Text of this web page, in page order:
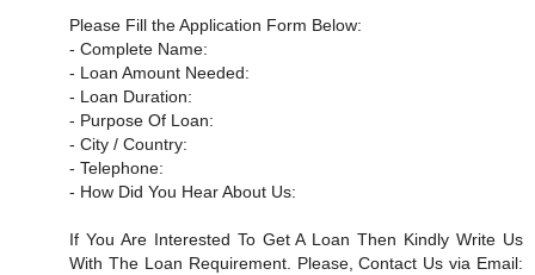
Please Fill the Application Form Below:
- Complete Name:
- Loan Amount Needed:
- Loan Duration:
- Purpose Of Loan:
- City / Country:
- Telephone:
- How Did You Hear About Us:
If You Are Interested To Get A Loan Then Kindly Write Us
With The Loan Requirement. Please, Contact Us via Email: